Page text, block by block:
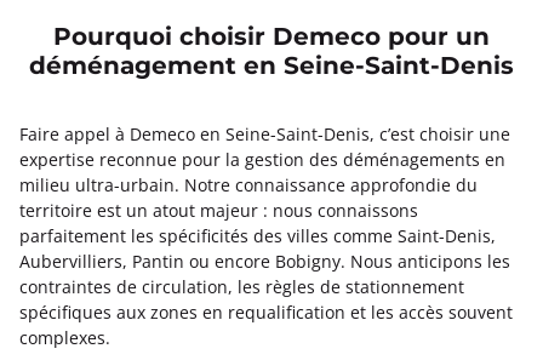
Pourquoi choisir Demeco pour un
déménagement en Seine-Saint-Denis
Faire appel à Demeco en Seine-Saint-Denis, c’est choisir une
expertise reconnue pour la gestion des déménagements en
milieu ultra-urbain. Notre connaissance approfondie du
territoire est un atout majeur : nous connaissons
parfaitement les spécificités des villes comme Saint-Denis,
Aubervilliers, Pantin ou encore Bobigny. Nous anticipons les
contraintes de circulation, les règles de stationnement
spécifiques aux zones en requalification et les accès souvent
complexes.